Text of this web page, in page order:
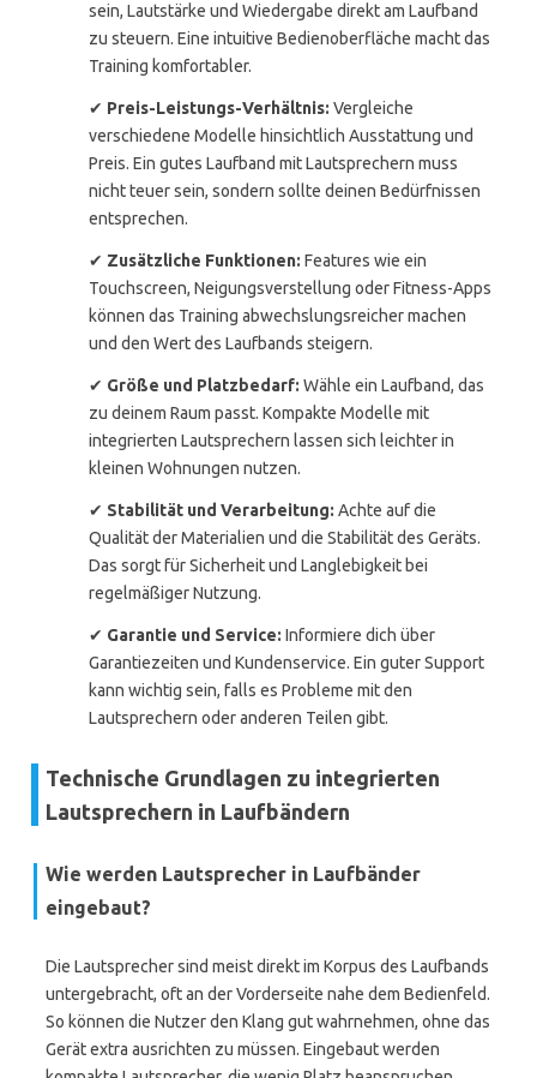
sein, Lautstärke und Wiedergabe direkt am Laufband
zu steuern. Eine intuitive Bedienoberfläche macht das
Training komfortabler.
✔ Preis-Leistungs-Verhältnis: Vergleiche
verschiedene Modelle hinsichtlich Ausstattung und
Preis. Ein gutes Laufband mit Lautsprechern muss
nicht teuer sein, sondern sollte deinen Bedürfnissen
entsprechen.
✔ Zusätzliche Funktionen: Features wie ein
Touchscreen, Neigungsverstellung oder Fitness-Apps
können das Training abwechslungsreicher machen
und den Wert des Laufbands steigern.
✔ Größe und Platzbedarf: Wähle ein Laufband, das
zu deinem Raum passt. Kompakte Modelle mit
integrierten Lautsprechern lassen sich leichter in
kleinen Wohnungen nutzen.
✔ Stabilität und Verarbeitung: Achte auf die
Qualität der Materialien und die Stabilität des Geräts.
Das sorgt für Sicherheit und Langlebigkeit bei
regelmäßiger Nutzung.
✔ Garantie und Service: Informiere dich über
Garantiezeiten und Kundenservice. Ein guter Support
kann wichtig sein, falls es Probleme mit den
Lautsprechern oder anderen Teilen gibt.
Technische Grundlagen zu integrierten
Lautsprechern in Laufbändern
Wie werden Lautsprecher in Laufbänder
eingebaut?
Die Lautsprecher sind meist direkt im Korpus des Laufbands
untergebracht, oft an der Vorderseite nahe dem Bedienfeld.
So können die Nutzer den Klang gut wahrnehmen, ohne das
Gerät extra ausrichten zu müssen. Eingebaut werden